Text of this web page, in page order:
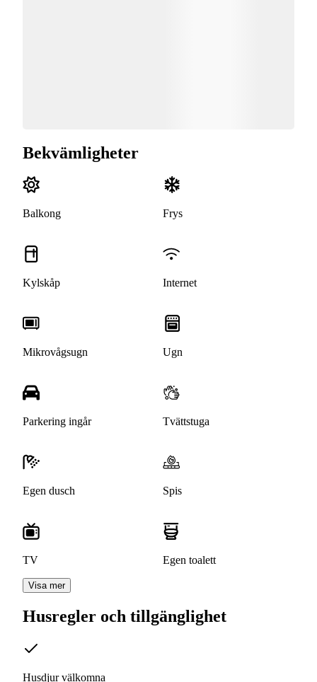
Bekvämligheter
Balkong Frys
Kylskåp Internet
Mikrovågsugn Ugn
Parkering ingår Tvättstuga
Egen dusch Spis
TV Egen toalett
Visa mer
Husregler och tillgänglighet
Husdjur välkomna